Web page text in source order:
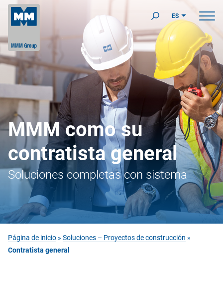
ES
MMM como su
contratista general
Soluciones completas con sistema
Página de inicio » Soluciones – Proyectos de construcción »
Contratista general